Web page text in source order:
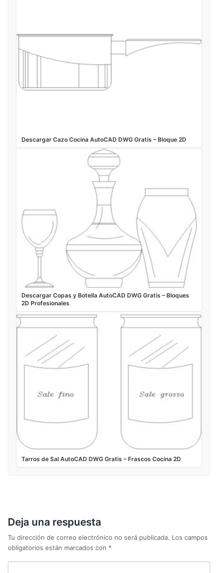
Descargar Cazo Cocina AutoCAD DWG Gratis – Bloque 2D
Descargar Copas y Botella AutoCAD DWG Gratis – Bloques
2D Profesionales
Tarros de Sal AutoCAD DWG Gratis – Frascos Cocina 2D
Deja una respuesta
Tu dirección de correo electrónico no será publicada. Los campos
obligatorios están marcados con *